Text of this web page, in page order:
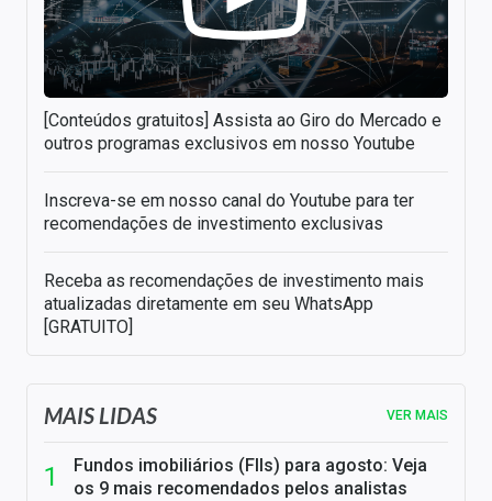
[Conteúdos gratuitos] Assista ao Giro do Mercado e
outros programas exclusivos em nosso Youtube
Inscreva-se em nosso canal do Youtube para ter
recomendações de investimento exclusivas
Receba as recomendações de investimento mais
atualizadas diretamente em seu WhatsApp
[GRATUITO]
MAIS LIDAS VER MAIS
Fundos imobiliários (FIIs) para agosto: Veja
os 9 mais recomendados pelos analistas